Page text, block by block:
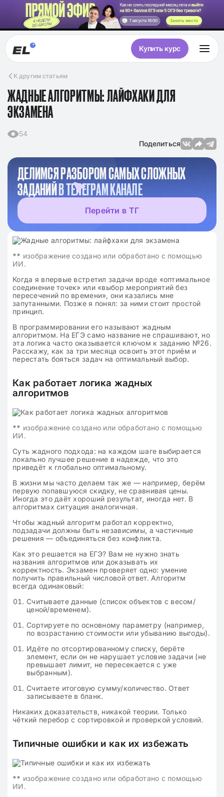
Занять место
Купить курс
К другим статьям
ЖАДНЫЕ АЛГОРИТМЫ: ЛАЙФХАКИ ДЛЯ
ЭКЗАМЕНА
54
Поделиться
ДЕЛИМСЯ РАЗБОРОМ САМЫХ СЛОЖНЫХ
ЗАДАНИЙВ ТЕЛЕГРАМ КАНАЛЕ
Перейти в ТГ
** изображение создано или обработано с помощью
ИИ.
Когда я впервые встретил задачи вроде «оптимальное
соединение точек» или «выбор мероприятий без
пересечений по времени», они казались мне
запутанными. Позже я понял: за ними стоит простой
принцип.
В программировании его называют жадным
алгоритмом. На ЕГЭ само название не спрашивают, но
эта логика часто оказывается ключом к заданию №26.
Расскажу, как за три месяца освоить этот приём и
перестать бояться задач на оптимальный выбор.
Как работает логика жадных
алгоритмов
** изображение создано или обработано с помощью
ИИ.
Суть жадного подхода: на каждом шаге выбирается
локально лучшее решение в надежде, что это
приведёт к глобально оптимальному.
В жизни мы часто делаем так же — например, берём
первую попавшуюся скидку, не сравнивая цены.
Иногда это даёт хороший результат, иногда нет. В
алгоритмах ситуация аналогичная.
Чтобы жадный алгоритм работал корректно,
подзадачи должны быть независимы, а частичные
решения — объединяться без конфликта.
Как это решается на ЕГЭ? Вам не нужно знать
названия алгоритмов или доказывать их
корректность. Экзамен проверяет одно: умение
получить правильный числовой ответ. Алгоритм
всегда одинаковый:
Считываете данные (список объектов с весом/
ценой/временем).
Сортируете по основному параметру (например,
по возрастанию стоимости или убыванию выгоды).
Идёте по отсортированному списку, берёте
элемент, если он не нарушает условие задачи (не
превышает лимит, не пересекается с уже
выбранным).
Считаете итоговую сумму/количество. Ответ
записываете в бланк.
Никаких доказательств, никакой теории. Только
чёткий перебор с сортировкой и проверкой условий.
Типичные ошибки и как их избежать
** изображение создано или обработано с помощью
ИИ.